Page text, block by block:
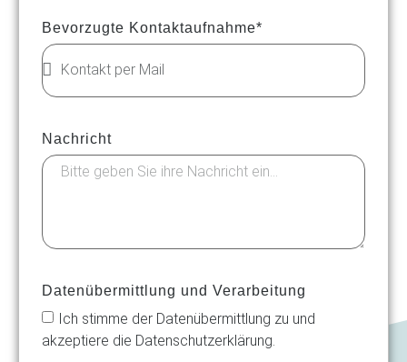
Bevorzugte Kontaktaufnahme*
Nachricht
Datenübermittlung und Verarbeitung
Ich stimme der Datenübermittlung zu und
akzeptiere die Datenschutzerklärung.